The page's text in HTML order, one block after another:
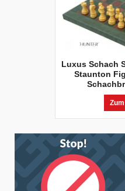
Luxus Schach
Staunton